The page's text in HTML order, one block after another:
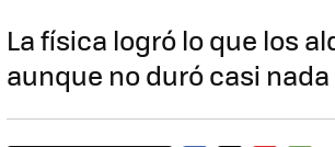
La física logró lo que los
aunque no duró casi nada